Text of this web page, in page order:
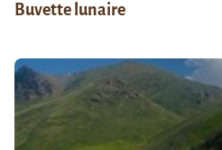
Buvette lunaire